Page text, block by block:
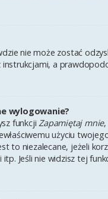
nie może zostać
a
wylogowanie?
funkcjiZapamiętaj mnie
użyciu
to niezalecane, jeżeli
Jeśli nie widzisz tej